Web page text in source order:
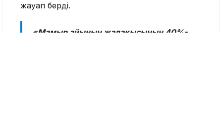
жауап берді.
«Мамыр айының жалақысының 40%-